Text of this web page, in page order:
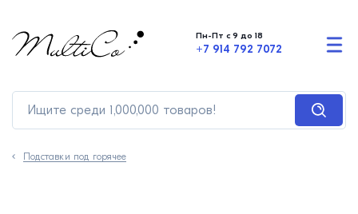
Пн-Пт с 9 до 18
+7 914 792 7072
Подставки под горячее